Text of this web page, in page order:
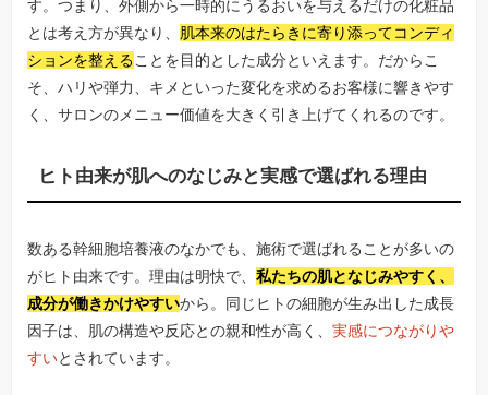
す。つまり、外側から一時的にうるおいを与えるだけの化粧品
とは考え方が異なり、 肌本来のはたらきに寄り添ってコンディ
ションを整えることを目的とした成分といえます。だからこ
そ、ハリや弾力、キメといった変化を求めるお客様に響きやす
く、サロンのメニュー価値を大きく引き上げてくれるのです。
ヒト由来が肌へのなじみと実感で選ばれる理由
数ある幹細胞培養液のなかでも、施術で選ばれることが多いの
がヒト由来です。理由は明快で、私たちの肌となじみやすく、
成分が働きかけやすいから。同じヒトの細胞が生み出した成長
因子は、肌の構造や反応との親和性が高く、実感につながりや
すいとされています。